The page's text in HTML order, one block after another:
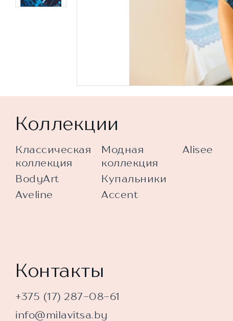
Коллекции
Классическая
коллекция
BodyArt
Aveline
Модная
коллекция
Купальники
Accent
Alisee
Контакты
+375 (17) 287-08-61
info@milavitsa.by